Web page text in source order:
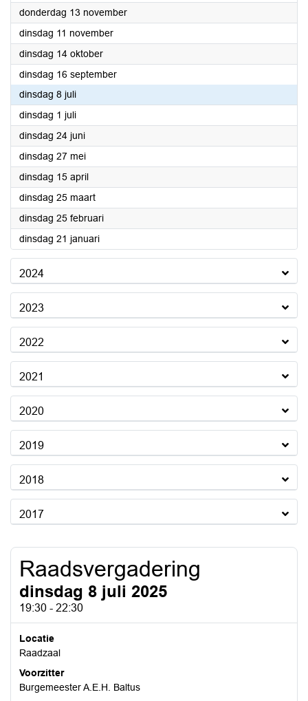
donderdag 13 november2025
dinsdag 11 november2025
dinsdag 14 oktober2025
dinsdag 16 september2025
dinsdag 8 juli2025
dinsdag 1 juli2025
dinsdag 24 juni2025
dinsdag 27 mei2025
dinsdag 15 april2025
dinsdag 25 maart2025
dinsdag 25 februari2025
dinsdag 21 januari2025
2024
2023
2022
2021
2020
2019
2018
2017
Raadsvergadering
dinsdag 8 juli 2025
19:30 - 22:30
Locatie
Raadzaal
Voorzitter
Burgemeester A.E.H. Baltus